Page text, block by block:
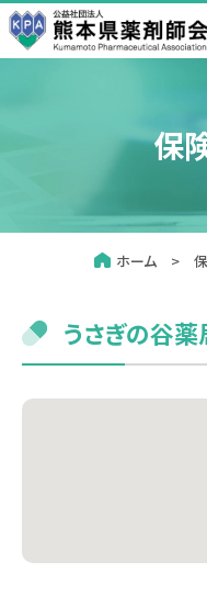
保
ホーム
うさぎの谷